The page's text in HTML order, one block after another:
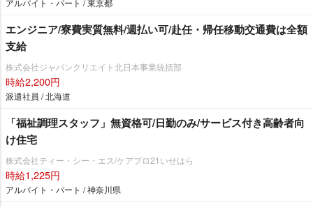
エンジニア/寮費実質無料/週払い可/赴任・帰任移動交通費は全額
支給
株式会社ジャパンクリエイト北日本事業統括部
時給2,200円
派遣社員 / 北海道
「福祉調理スタッフ」無資格可/日勤のみ/サービス付き高齢者向
け住宅
株式会社ティー・シー・エス/ケアプロ21いせはら
時給1,225円
アルバイト・パート / 神奈川県